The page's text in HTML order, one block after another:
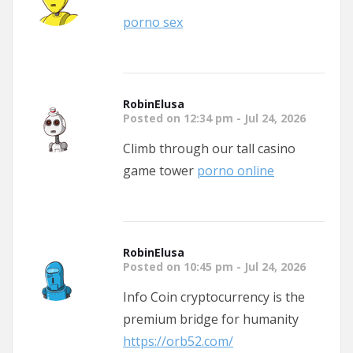
porno sex
RobinElusa
Posted on 12:34 pm - Jul 24, 2026
Climb through our tall casino
game tower porno online
RobinElusa
Posted on 10:45 pm - Jul 24, 2026
Info Coin cryptocurrency is the
premium bridge for humanity
https://orb52.com/